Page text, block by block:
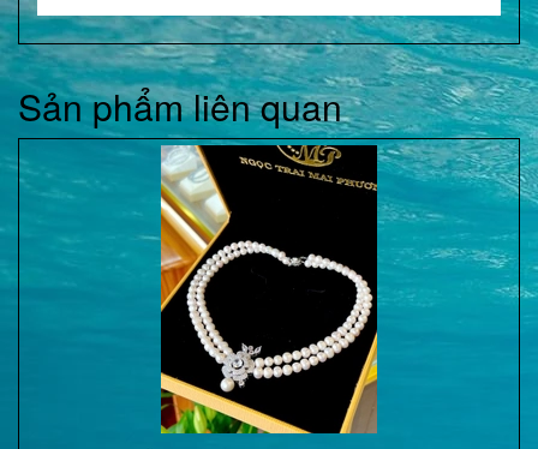
Sản phẩm liên quan